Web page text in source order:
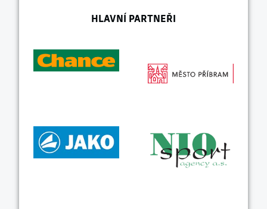
HLAVNÍ PARTNEŘI